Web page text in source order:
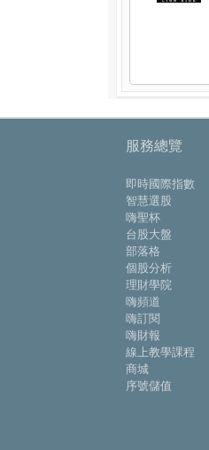
服務總覽
即時國際指數
智慧選股
嗨聖杯
台股大盤
部落格
個股分析
理財學院
嗨頻道
嗨訂閱
嗨財報
線上教學課程
商城
序號儲值